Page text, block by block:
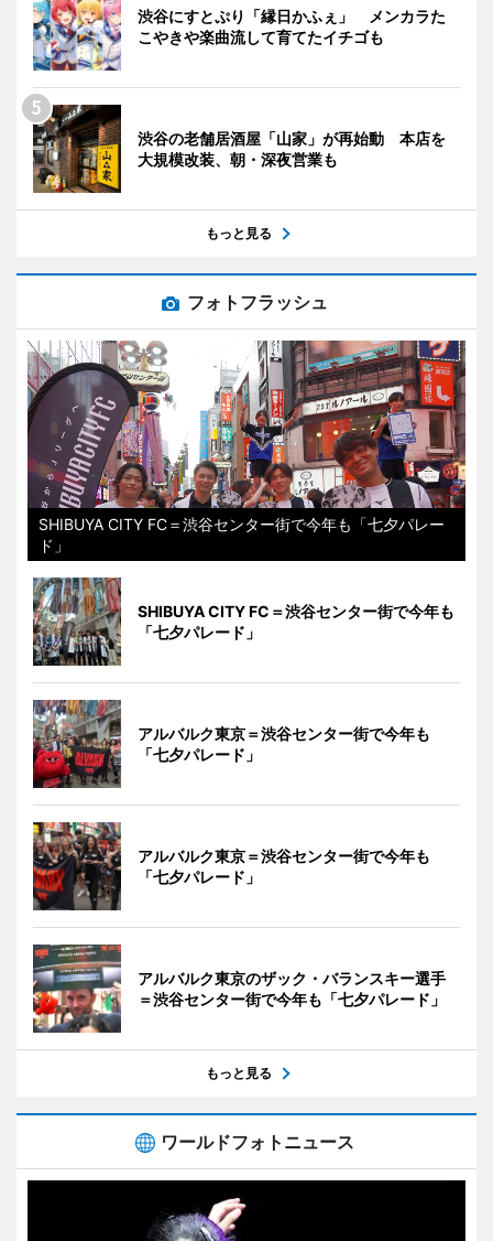
渋谷にすとぷり「縁日かふぇ」 メンカラた
こやきや楽曲流して育てたイチゴも
渋谷の老舗居酒屋「山家」が再始動 本店を
大規模改装、朝・深夜営業も
もっと見る
フォトフラッシュ
SHIBUYA CITY FC＝渋谷センター街で今年も「七夕パレー
ド」
SHIBUYA CITY FC＝渋谷センター街で今年も
「七夕パレード」
アルバルク東京＝渋谷センター街で今年も
「七夕パレード」
アルバルク東京＝渋谷センター街で今年も
「七夕パレード」
アルバルク東京のザック・バランスキー選手
＝渋谷センター街で今年も「七夕パレード」
もっと見る
ワールドフォトニュース